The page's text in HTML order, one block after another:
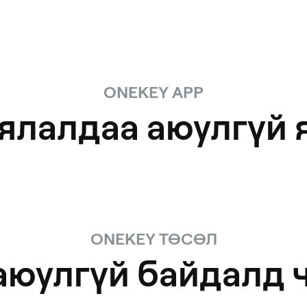
ONEKEY APP
аюулгүй
ONEKEY ТӨСӨЛ
байдалд